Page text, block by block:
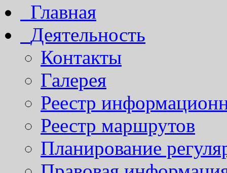
Главная
Деятельность
Контакты
Галерея
Реестр
Реестр маршрутов
Планирование